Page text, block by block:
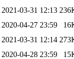
2021-03-31 12:13
2020-04-27 23:59
2021-03-31 12:14
2020-04-28 23:59